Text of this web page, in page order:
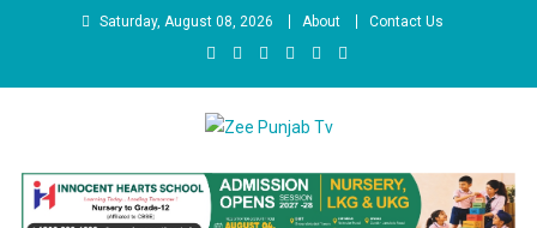
Skip to contentSaturday, August 08, 2026 About Contact Us
Zee Punjab Tv